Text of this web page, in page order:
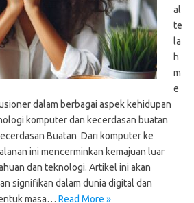
al
te
la
h
m
e
dalam berbagai aspek kehidupan
komputer dan kecerdasan buatan
Buatan Dari komputer ke
ini mencerminkan kemajuan luar
dan teknologi. Artikel ini akan
signifikan dalam dunia digital dan
masa… Read More »